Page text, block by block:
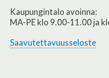
Kaupungintalo avoinna:
MA-PE klo 9.00-11.00 ja
Saavutettavuusseloste